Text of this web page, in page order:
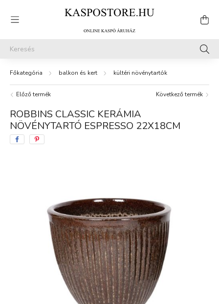
balkon és kert kültéri növénytartók
Előző termék Következő termék
ROBBINS CLASSIC KERÁMIA
NÖVÉNYTARTÓ ESPRESSO 22X18CM